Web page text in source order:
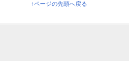
↑ページの先頭へ戻る